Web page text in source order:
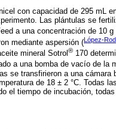
con capacidad de 295 mL
Las plántulas se
a una concentración de 10 g
mediante aspersión (López-
mineral Sotrol ® 170
a una bomba de vacío de la
se transfirieron a una cámara
de 18 ± 2 °C. Todas
el tiempo de incubación,